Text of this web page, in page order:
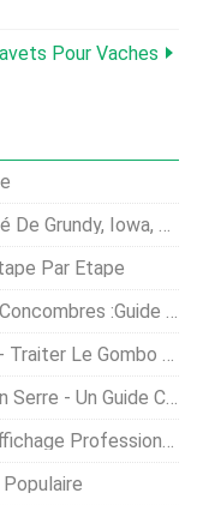
Pour Vaches
Rapportent 22 $ 600 Par Acre
Par Étape
:guide Complet
Des Nématodes À Galles
- Un Guide Complet
Paysager De Qualité Supérieure